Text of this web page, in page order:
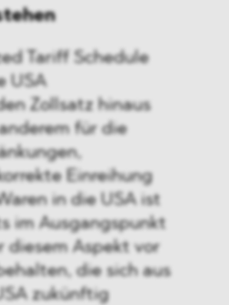
Tariff Schedule
USA
Zollsatz hinaus
für die
Einreihung
in die USA ist
im Ausgangspunkt
diesem Aspekt vor
die sich aus
zukünftig